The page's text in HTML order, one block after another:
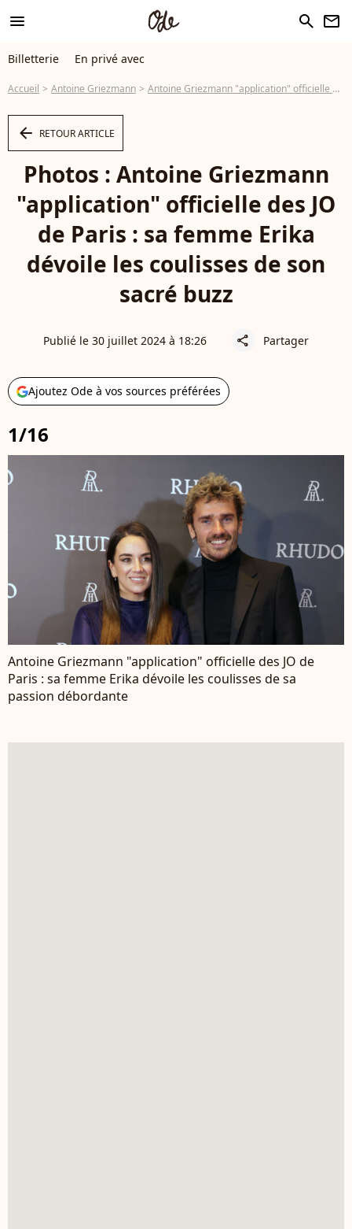
menu search newsletter
Billetterie En privé avec
Accueil Antoine Griezmann Antoine Griezmann "application" officielle des JO de Paris : sa femme Erika dévoile les coulisses de son sacré buzz
arrow_left RETOUR ARTICLE
Photos : Antoine Griezmann
"application" officielle des JO
de Paris : sa femme Erika
dévoile les coulisses de son
sacré buzz
Publié le 30 juillet 2024 à 18:26 share Partager
Ajoutez Ode à vos sources préférées
1/16
Antoine Griezmann "application" officielle des JO de
Paris : sa femme Erika dévoile les coulisses de sa
passion débordante